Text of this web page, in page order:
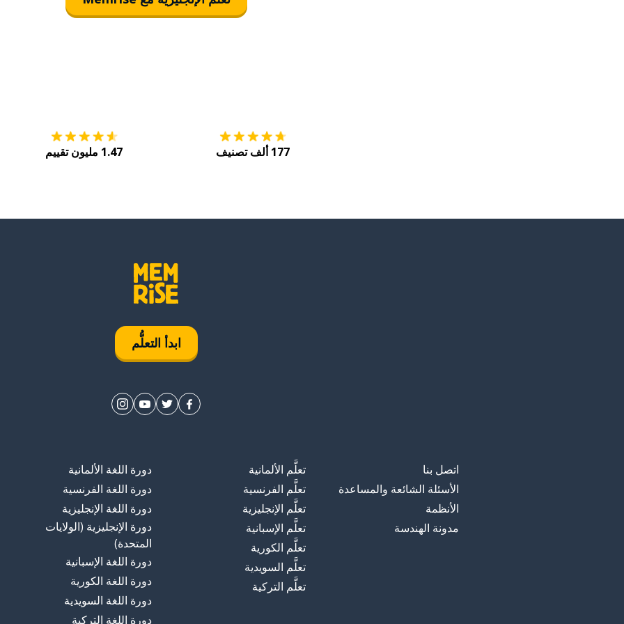
177 ألف تصنيف 1.47 مليون تقييم
ابدأ التعلُّم
اتصل بنا
الأسئلة الشائعة والمساعدة
الأنظمة
مدونة الهندسة
تعلَّم الألمانية
تعلَّم الفرنسية
تعلَّم الإنجليزية
تعلَّم الإسبانية
تعلَّم الكورية
تعلَّم السويدية
تعلَّم التركية
دورة اللغة الألمانية
دورة اللغة الفرنسية
دورة اللغة الإنجليزية
دورة الإنجليزية (الولايات
المتحدة)
دورة اللغة الإسبانية
دورة اللغة الكورية
دورة اللغة السويدية
دورة اللغة التركية